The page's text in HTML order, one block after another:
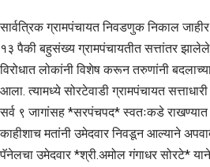
सार्वत्रिक ग्रामपंचायत निवडणुक निकाल
१३ पैकी बहुसंख्य ग्रामपंचायतीत सत्तांतर
विरोधात लोकांनी विशेष करून तरुणांनी
आला. त्यामध्ये सोरटेवाडी ग्रामपंचायत
सर्व ९ जागांसह *सरपंचपद* स्वतःकडे
काहीशाच मतांनी उमेदवार निवडून आल्याने
पॅनेलचा उमेदवार *श्री.अमोल गंगाधर सोरटे*